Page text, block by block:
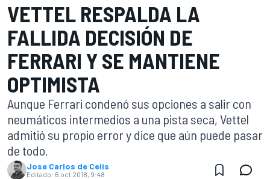
VETTEL RESPALDA LA
FALLIDA DECISIÓN DE
FERRARI Y SE MANTIENE
OPTIMISTA
Aunque Ferrari condenó sus opciones a salir con
neumáticos intermedios a una pista seca, Vettel
admitió su propio error y dice que aún puede pasar
de todo.
Jose Carlos de Celis
Editado: 6 oct 2018, 9:48